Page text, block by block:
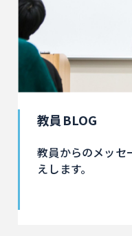
教員BLOG
教員からのメッセ
えします。